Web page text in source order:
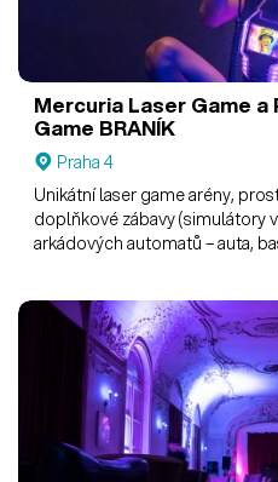
Mercuria Laser Game a
Game BRANÍK
Praha 4
Unikátní laser game arény,
doplňkové zábavy (simulátory
arkádových automatů – auta,